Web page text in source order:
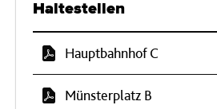
Haltestellen
Hauptbahnhof C
Münsterplatz B